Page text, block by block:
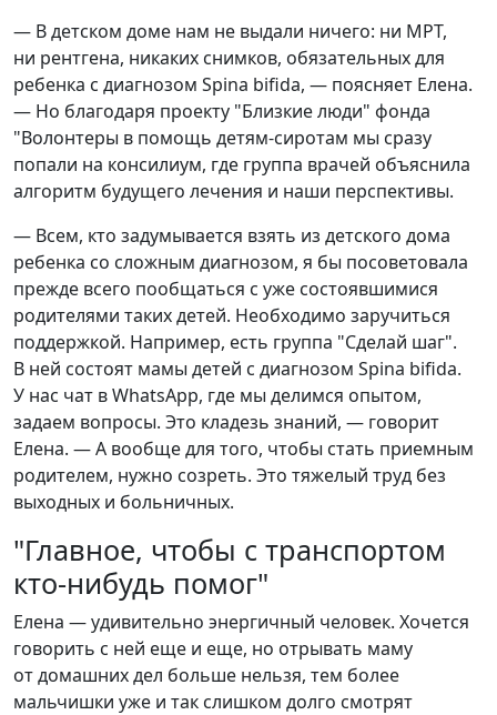
— В детском доме нам не выдали ничего: ни МРТ,
ни рентгена, никаких снимков, обязательных для
ребенка с диагнозом Spina bifida, — поясняет Елена.
— Но благодаря проекту "Близкие люди" фонда
"Волонтеры в помощь детям-сиротам мы сразу
попали на консилиум, где группа врачей объяснила
алгоритм будущего лечения и наши перспективы.
— Всем, кто задумывается взять из детского дома
ребенка со сложным диагнозом, я бы посоветовала
прежде всего пообщаться с уже состоявшимися
родителями таких детей. Необходимо заручиться
поддержкой. Например, есть группа "Сделай шаг".
В ней состоят мамы детей с диагнозом Spina bifida.
У нас чат в WhatsApp, где мы делимся опытом,
задаем вопросы. Это кладезь знаний, — говорит
Елена. — А вообще для того, чтобы стать приемным
родителем, нужно созреть. Это тяжелый труд без
выходных и больничных.
"Главное, чтобы с транспортом
кто-нибудь помог"
Елена — удивительно энергичный человек. Хочется
говорить с ней еще и еще, но отрывать маму
от домашних дел больше нельзя, тем более
мальчишки уже и так слишком долго смотрят